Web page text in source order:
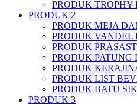
PRODUK TROPHY
PRODUK 2
PRODUK MEJA
PRODUK VANDEL
PRODUK
PRODUK PATUNG
PRODUK
PRODUK LIST
PRODUK BATU
PRODUK 3